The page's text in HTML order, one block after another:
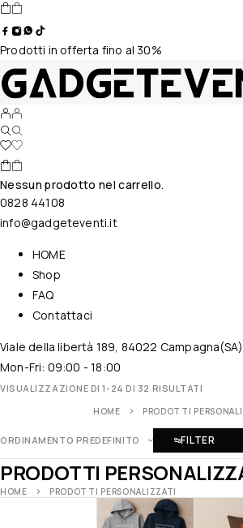
Prodotti in offerta fino al 30%
Nessun prodotto nel carrello.
0828 44108
info@gadgeteventi.it
HOME
Shop
FAQ
Contattaci
Viale della libertà 189, 84022 Campagna(SA)
Mon-Fri: 09:00 - 18:00
VISUALIZZAZIONE DI 1-24 DI 32 RISULTATI
HOME PRODOTTI
ORDINAMENTO PREDEFINITO FILTER
PRODOTTI
HOME PRODOTTI PERSONALIZZATI